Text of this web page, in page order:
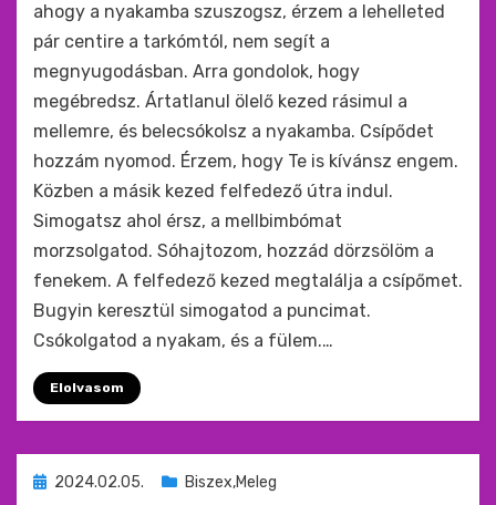
ahogy a nyakamba szuszogsz, érzem a lehelleted
pár centire a tarkómtól, nem segít a
megnyugodásban. Arra gondolok, hogy
megébredsz. Ártatlanul ölelő kezed rásimul a
mellemre, és belecsókolsz a nyakamba. Csípődet
hozzám nyomod. Érzem, hogy Te is kívánsz engem.
Közben a másik kezed felfedező útra indul.
Simogatsz ahol érsz, a mellbimbómat
morzsolgatod. Sóhajtozom, hozzád dörzsölöm a
fenekem. A felfedező kezed megtalálja a csípőmet.
Bugyin keresztül simogatod a puncimat.
Csókolgatod a nyakam, és a fülem.…
Elolvasom
Beküldve
2024.02.05. Biszex,Meleg